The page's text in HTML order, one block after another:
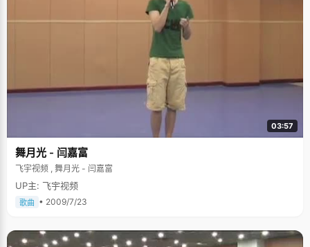
03:57
舞月光 - 闫嘉富
飞宇视频 , 舞月光 - 闫嘉富
UP主: 飞宇视频
歌曲 • 2009/7/23